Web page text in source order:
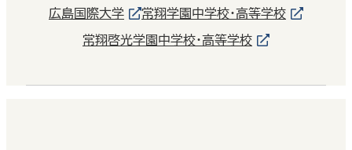
広島国際大学 常翔学園中学校・高等学校
常翔啓光学園中学校・高等学校